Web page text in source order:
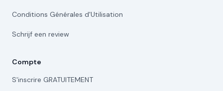
Conditions Générales d'Utilisation
Schrijf een review
Compte
S'inscrire GRATUITEMENT